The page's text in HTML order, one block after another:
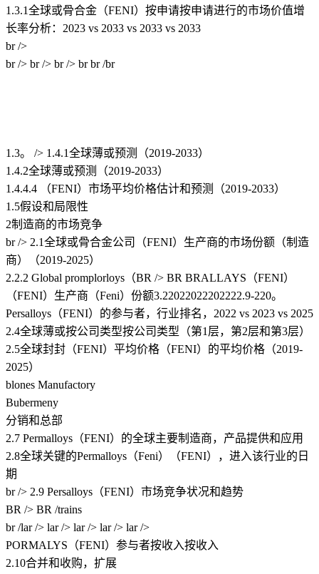
1.3.1全球或骨合金（FENI）按申请按申请进行的市场价值增
长率分析：2023 vs 2033 vs 2033 vs 2033
br />
br /> br /> br /> br br /br
1.3。 /> 1.4.1全球薄或预测（2019-2033）
1.4.2全球薄或预测（2019-2033）
1.4.4.4 （FENI）市场平均价格估计和预测（2019-2033）
1.5假设和局限性
2制造商的市场竞争
br /> 2.1全球或骨合金公司（FENI）生产商的市场份额（制造
商）（2019-2025）
2.2.2 Global promplorloys（BR /> BR BRALLAYS（FENI）
（FENI）生产商（Feni）份额3​​.22022022202222.9-220。
Persalloys（FENI）的参与者，行业排名，2022 vs 2023 vs 2025
2.4全球薄或按公司类型按公司类型（第1层，第2层和第3层）
2.5全球封封（FENI）平均价格（FENI）的平均价格（2019-
2025）
blones Manufactory
Bubermeny
分销和总部
2.7 Permalloys（FENI）的全球主要制造商，产品提供和应用
2.8全球关键的Permalloys（Feni）（FENI），进入该行业的日
期
br /> 2.9 Persalloys（FENI）市场竞争状况和趋势
BR /> BR /trains
br /lar /> lar /> lar /> lar /> lar />
PORMALYS（FENI）参与者按收入按收入
2.10合并和收购，扩展